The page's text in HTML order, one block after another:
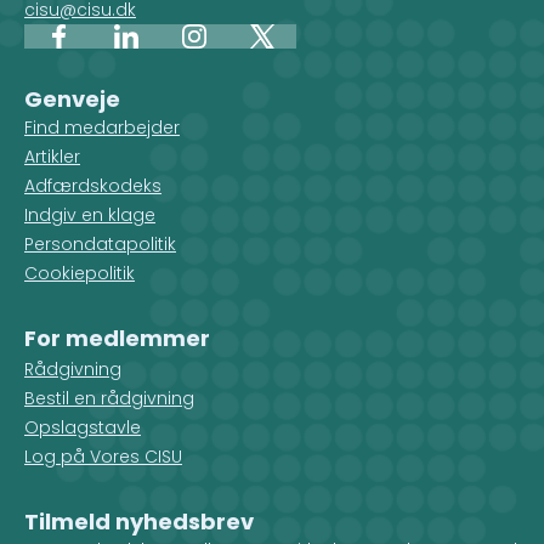
cisu@cisu.dk
FacebookLinkedInInstagram
X
Genveje
Find medarbejder
Artikler
Adfærdskodeks
Indgiv en klage
Persondatapolitik
Cookiepolitik
For medlemmer
Rådgivning
Bestil en rådgivning
Opslagstavle
Log på Vores CISU
Tilmeld nyhedsbrev